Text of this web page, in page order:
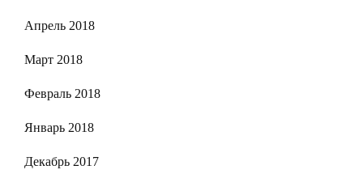
Апрель 2018
Март 2018
Февраль 2018
Январь 2018
Декабрь 2017